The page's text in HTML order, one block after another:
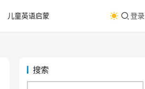
儿童英语启蒙 登录
搜索